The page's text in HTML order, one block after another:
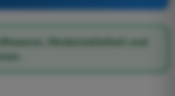
Hindernisfreiheit und